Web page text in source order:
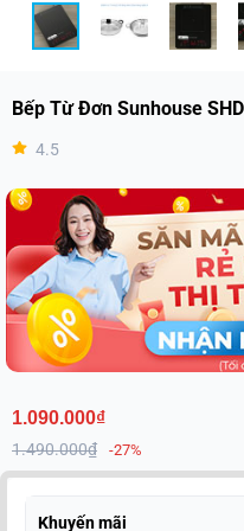
Bếp Từ Đơn Sunhouse
4.5
1.090.000₫
1.490.000₫ -27%
Khuyến mãi